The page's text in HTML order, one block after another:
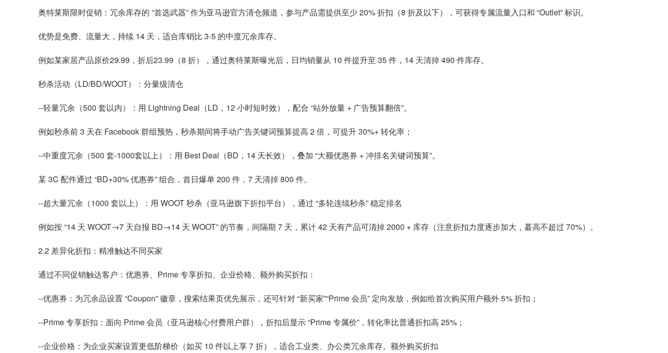
奥特莱斯限时促销：冗余库存的 “首选武器” 作为亚马逊官方清仓频道，参与产品需提供至少 20% 折扣（8 折及以下），可获得专属流量入口和 “Outlet” 标识。
优势是免费、流量大，持续 14 天，适合库销比 3-5 的中度冗余库存。
例如某家居产品原价29.99，折后23.99（8 折），通过奥特莱斯曝光后，日均销量从 10 件提升至 35 件，14 天清掉 490 件库存。
秒杀活动（LD/BD/WOOT）：分量级清仓
--轻量冗余（500 套以内）：用 Lightning Deal（LD，12 小时短时效），配合 “站外放量 + 广告预算翻倍”。
例如秒杀前 3 天在 Facebook 群组预热，秒杀期间将手动广告关键词预算提高 2 倍，可提升 30%+ 转化率；
--中重度冗余（500 套-1000套以上）：用 Best Deal（BD，14 天长效），叠加 “大额优惠券 + 冲排名关键词预算”。
某 3C 配件通过 “BD+30% 优惠券” 组合，首日爆单 200 件，7 天清掉 800 件。
--超大量冗余（1000 套以上）：用 WOOT 秒杀（亚马逊旗下折扣平台），通过 “多轮连续秒杀” 稳定排名
例如按 “14 天 WOOT→7 天自报 BD→14 天 WOOT” 的节奏，间隔期 7 天，累计 42 天有产品可清掉 2000 + 库存（注意折扣力度逐步加大，蕞高不超过 70%）。
2.2 差异化折扣：精准触达不同买家
通过不同促销触达客户：优惠券、Prime 专享折扣、企业价格、额外购买折扣：
--优惠券：为冗余品设置 “Coupon” 徽章，搜索结果页优先展示，还可针对 “新买家”“Prime 会员” 定向发放，例如给首次购买用户额外 5% 折扣；
--Prime 专享折扣：面向 Prime 会员（亚马逊核心付费用户群），折扣后显示 “Prime 专属价”，转化率比普通折扣高 25%；
--企业价格：为企业买家设置更低阶梯价（如买 10 件以上享 7 折），适合工业类、办公类冗余库存。额外购买折扣